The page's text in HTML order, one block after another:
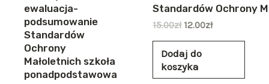
ewaluacja-
podsumowanie
Standardów
Ochrony
Małoletnich szkoła
ponadpodstawowa
Standardów Ochrony
15.00zł 12.00zł
Dodaj do
koszyka